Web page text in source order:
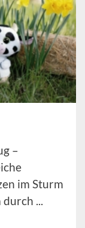
–
im Sturm
...